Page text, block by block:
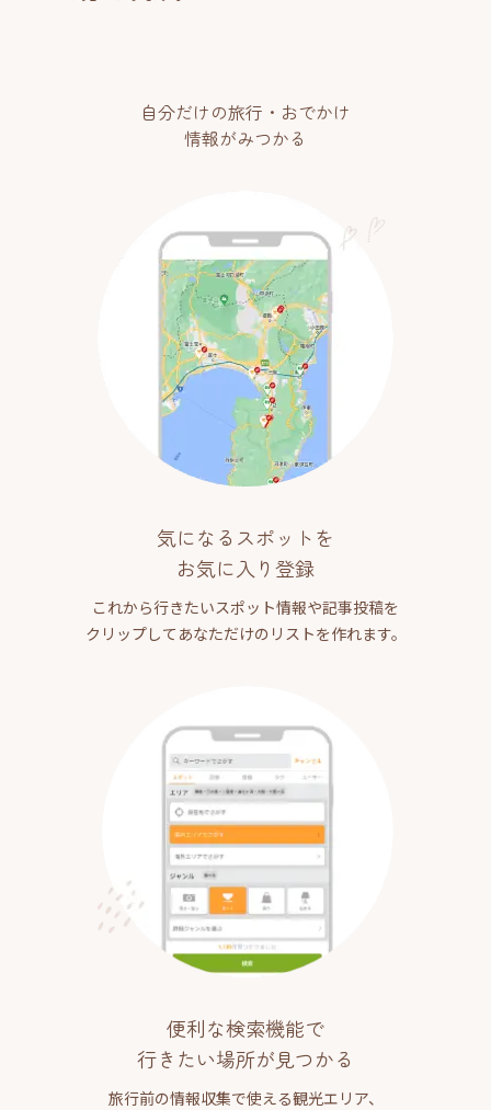
自分だけの旅行・おでかけ
情報がみつかる
気になるスポットを
お気に入り登録
これから行きたいスポット情報や記事投稿を
クリップしてあなただけのリストを作れます。
便利な検索機能で
行きたい場所が見つかる
旅行前の情報収集で使える観光エリア、